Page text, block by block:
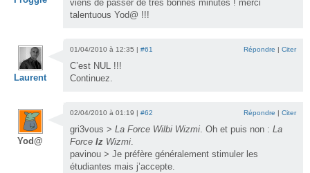
viens de passer de très bonnes minutes ! merci
talentuous Yod@ !!!
Laurent
01/04/2010 à 12:35 | #61 Répondre | Citer
C’est NUL !!!
Continuez.
Yod@
02/04/2010 à 01:19 | #62 Répondre | Citer
gri3vous > La Force Wilbi Wizmi. Oh et puis non : La
Force Iz Wizmi.
pavinou > Je préfère généralement stimuler les
étudiantes mais j’accepte.